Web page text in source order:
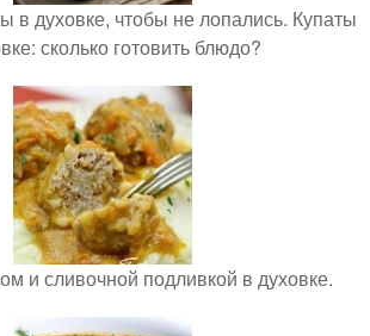
в духовке, чтобы не лопались. Купаты
сколько готовить блюдо?
и сливочной подливкой в духовке.